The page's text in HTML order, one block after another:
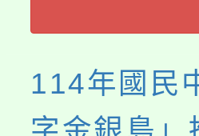
114年國民